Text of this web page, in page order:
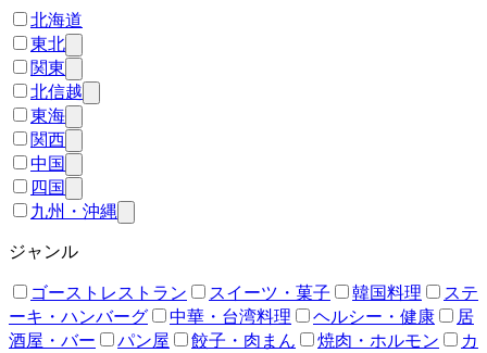
北海道
東北
関東
北信越
東海
関西
中国
四国
九州・沖縄
ジャンル
ゴーストレストラン スイーツ・菓子 韓国料理
ステ
ーキ・ハンバーグ
中華・台湾料理 ヘルシー・健康
居
酒屋・バー
パン屋 餃子・肉まん 焼肉・ホルモン
カ